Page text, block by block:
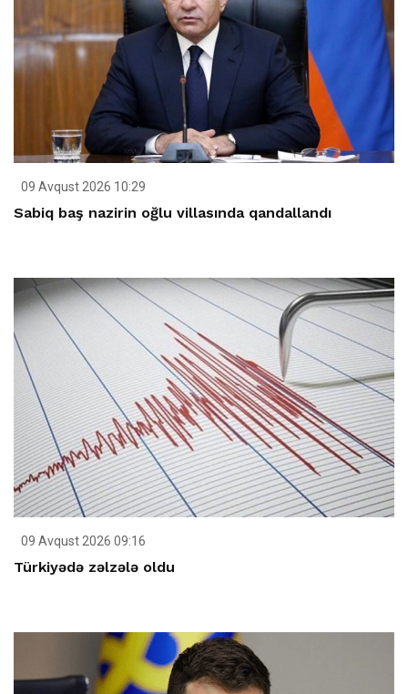
09 Avqust 2026 10:29
Sabiq baş nazirin oğlu villasında qandallandı
09 Avqust 2026 09:16
Türkiyədə zəlzələ oldu